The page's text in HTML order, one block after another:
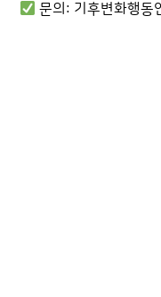
문의: 기후변화행